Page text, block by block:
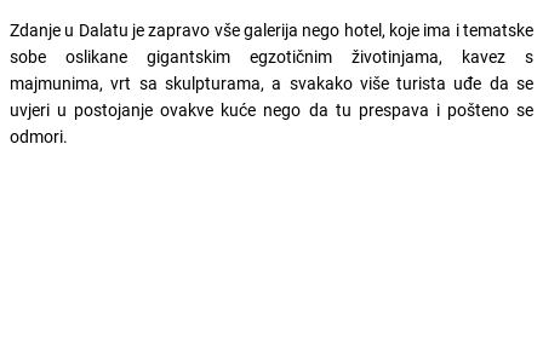
Zdanje u Dalatu je zapravo vše galerija nego hotel, koje ima i tematske
sobe oslikane gigantskim egzotičnim životinjama, kavez s
majmunima, vrt sa skulpturama, a svakako više turista uđe da se
uvjeri u postojanje ovakve kuće nego da tu prespava i pošteno se
odmori.